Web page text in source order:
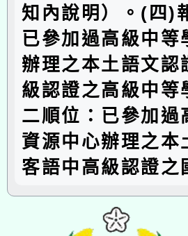
知內說明）。(四)
已參加過高級中
辦理之本土語文
級認證之高級中
二順位：已參加
資源中心辦理之
客語中高級認證之